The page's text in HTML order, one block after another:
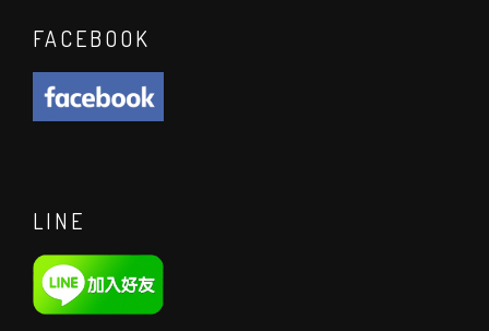
FACEBOOK
LINE